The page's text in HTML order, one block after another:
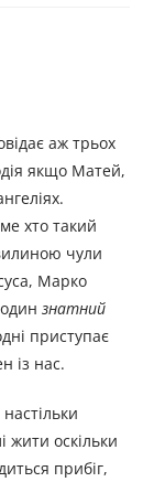
аж трьох
якщо Матей,
хто такий
чули
Марко
знатний
приступає
із нас.
оскільки
прибіг,